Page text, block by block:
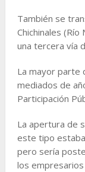
También se
Chichinales
una tercera vía
La mayor parte
mediados de
Participación
La apertura de
este tipo
pero sería
los